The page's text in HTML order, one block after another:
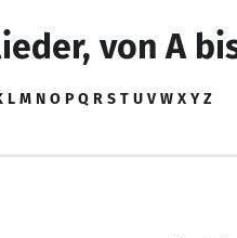
von A
L M N O P Q R S T U V W X Y Z